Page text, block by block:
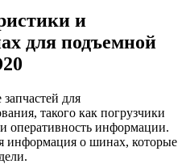
и
для подъемной
для
такого как погрузчики
оперативность информации.
информация о шинах, которые